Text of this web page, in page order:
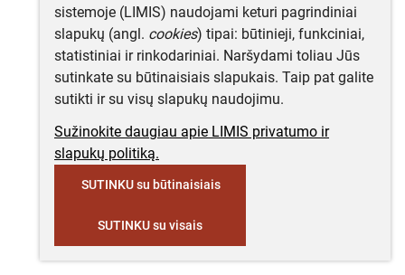
sistemoje (LIMIS) naudojami keturi pagrindiniai
slapukų (angl. cookies) tipai: būtinieji, funkciniai,
statistiniai ir rinkodariniai. Naršydami toliau Jūs
sutinkate su būtinaisiais slapukais. Taip pat galite
sutikti ir su visų slapukų naudojimu.
Sužinokite daugiau apie LIMIS privatumo ir
slapukų politiką.
SUTINKU su būtinaisiais
SUTINKU su visais